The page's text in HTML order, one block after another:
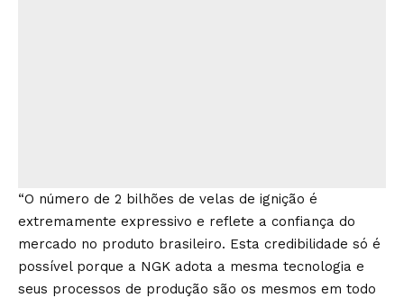
“O número de 2 bilhões de velas de ignição é
extremamente expressivo e reflete a confiança do
mercado no produto brasileiro. Esta credibilidade só é
possível porque a NGK adota a mesma tecnologia e
seus processos de produção são os mesmos em todo